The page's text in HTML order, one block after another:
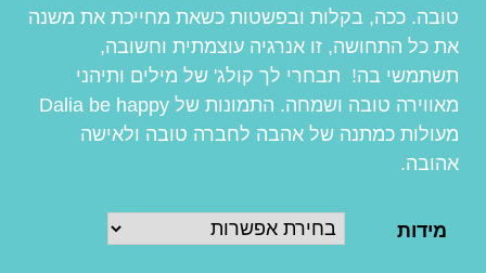
טובה. ככה, בקלות ובפשטות כשאת מחייכת את משנה
את כל התחושה, זו אנרגיה עוצמתית וחשובה,
תשתמשי בה! תבחרי לך קולג' של מילים ותיהני
מאווירה טובה ושמחה. התמונות של Dalia be happy
מעולות כמתנה של אהבה לחברה טובה ולאישה
אהובה.
מידות